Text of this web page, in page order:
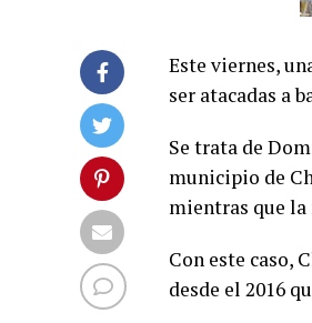
Este viernes,
ser atacadas a
Se trata de
municipio de
mientras que la
Con este caso,
desde el 2016